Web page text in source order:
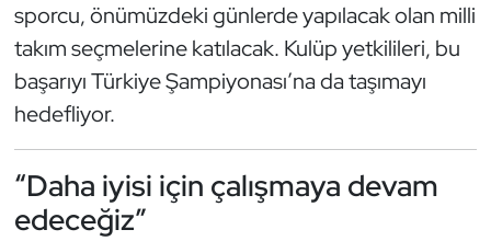
sporcu, önümüzdeki günlerde yapılacak olan milli
takım seçmelerine katılacak. Kulüp yetkilileri, bu
başarıyı Türkiye Şampiyonası’na da taşımayı
hedefliyor.
“Daha iyisi için çalışmaya devam
edeceğiz”
Judo ve Kuraş
Kano ve Rafting
Karate
Kayak